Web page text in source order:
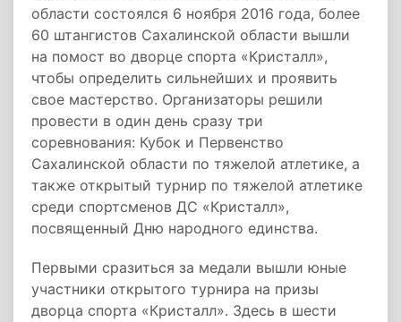
области состоялся 6 ноября 2016 года, более
60 штангистов Сахалинской области вышли
на помост во дворце спорта «Кристалл»,
чтобы определить сильнейших и проявить
свое мастерство. Организаторы решили
провести в один день сразу три
соревнования: Кубок и Первенство
Сахалинской области по тяжелой атлетике, а
также открытый турнир по тяжелой атлетике
среди спортсменов ДС «Кристалл»,
посвященный Дню народного единства.
Первыми сразиться за медали вышли юные
участники открытого турнира на призы
дворца спорта «Кристалл». Здесь в шести